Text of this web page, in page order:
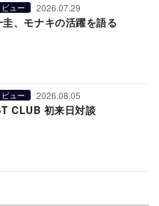
ュー 2026.07.29
圭、モナキの活躍を語る
ュー 2026.08.05
CLUB 初来日対談